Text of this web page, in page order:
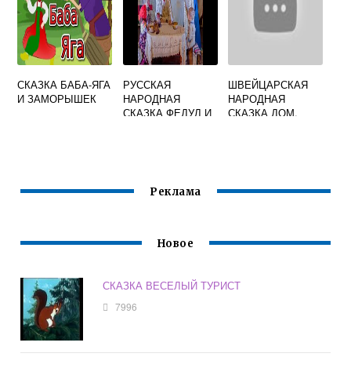
СКАЗКА БАБА-ЯГА
И ЗАМОРЫШЕК
РУССКАЯ
НАРОДНАЯ
СКАЗКА ФЕДУЛ И
ШВЕЙЦАРСКАЯ
НАРОДНАЯ
СКАЗКА ДОМ,
Реклама
Новое
СКАЗКА ВЕСЕЛЫЙ ТУРИСТ
7996